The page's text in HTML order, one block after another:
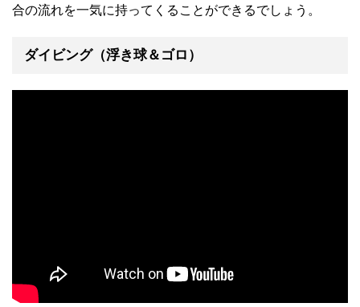
合の流れを一気に持ってくることができるでしょう。
ダイビング（浮き球＆ゴロ）